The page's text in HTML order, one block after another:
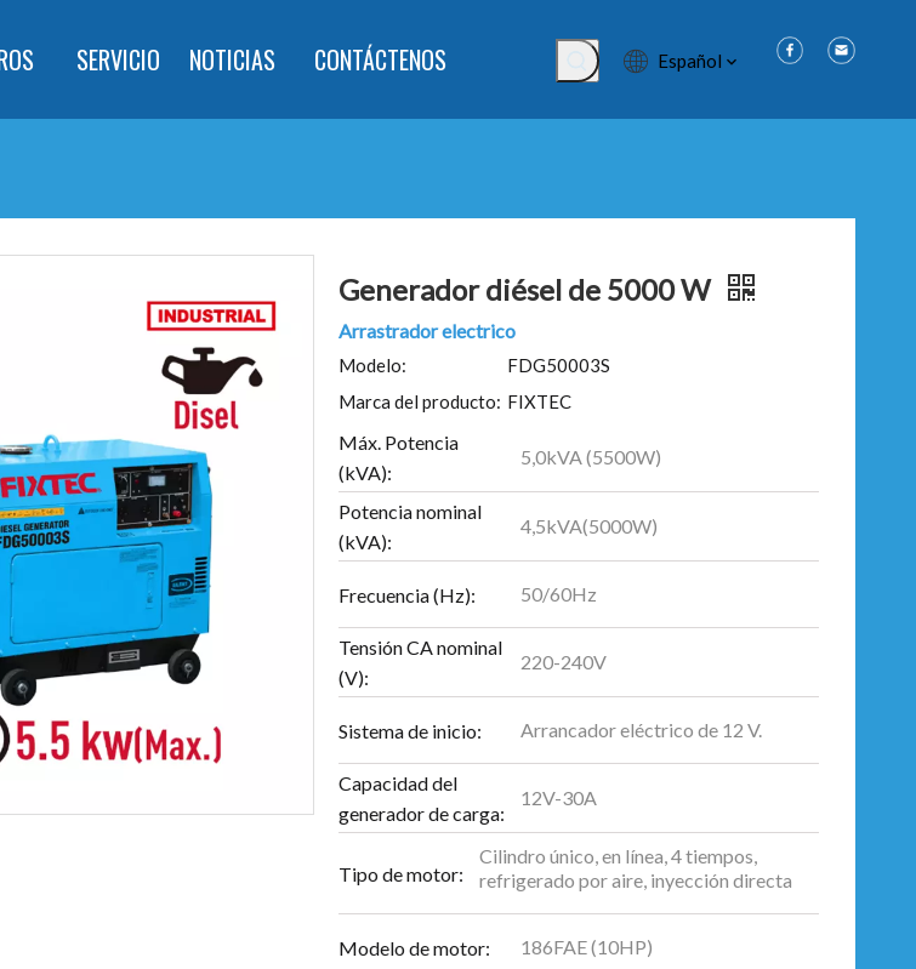
SERVICIO NOTICIAS CONTÁCTENOS Español
Generador diésel de 5000 W
Arrastrador electrico
Modelo:
FDG50003S
Marca del producto: FIXTEC
Máx. Potencia
(kVA):
5,0kVA (5500W)
Potencia nominal
(kVA):
4,5kVA(5000W)
Frecuencia (Hz): 50/60Hz
Tensión CA nominal
(V):
220-240V
Sistema de inicio: Arrancador eléctrico de 12 V.
Capacidad del
generador de carga:
12V-30A
Tipo de motor:
Cilindro único, en línea, 4 tiempos,
refrigerado por aire, inyección directa
Modelo de motor: 186FAE (10HP)